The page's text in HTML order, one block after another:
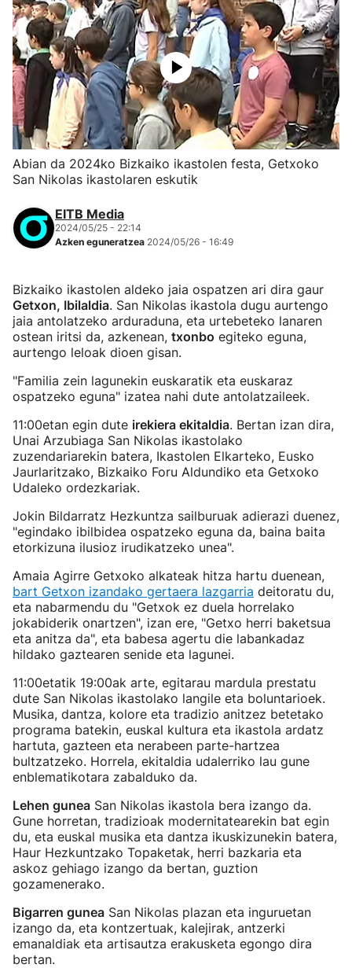
Abian da 2024ko Bizkaiko ikastolen festa, Getxoko
San Nikolas ikastolaren eskutik
EITB Media
2024/05/25 - 22:14
Azken eguneratzea 2024/05/26 - 16:49
Bizkaiko ikastolen aldeko jaia ospatzen ari dira gaur
Getxon, Ibilaldia. San Nikolas ikastola dugu aurtengo
jaia antolatzeko arduraduna, eta urtebeteko lanaren
ostean iritsi da, azkenean, txonbo egiteko eguna,
aurtengo leloak dioen gisan.
"Familia zein lagunekin euskaratik eta euskaraz
ospatzeko eguna" izatea nahi dute antolatzaileek.
11:00etan egin dute irekiera ekitaldia. Bertan izan dira,
Unai Arzubiaga San Nikolas ikastolako
zuzendariarekin batera, Ikastolen Elkarteko, Eusko
Jaurlaritzako, Bizkaiko Foru Aldundiko eta Getxoko
Udaleko ordezkariak.
Jokin Bildarratz Hezkuntza sailburuak adierazi duenez,
"egindako ibilbidea ospatzeko eguna da, baina baita
etorkizuna ilusioz irudikatzeko unea".
Amaia Agirre Getxoko alkateak hitza hartu duenean,
bart Getxon izandako gertaera lazgarria deitoratu du,
eta nabarmendu du "Getxok ez duela horrelako
jokabiderik onartzen", izan ere, "Getxo herri baketsua
eta anitza da", eta babesa agertu die labankadaz
hildako gaztearen senide eta lagunei.
11:00etatik 19:00ak arte, egitarau mardula prestatu
dute San Nikolas ikastolako langile eta boluntarioek.
Musika, dantza, kolore eta tradizio anitzez betetako
programa batekin, euskal kultura eta ikastola ardatz
hartuta, gazteen eta nerabeen parte-hartzea
bultzatzeko. Horrela, ekitaldia udalerriko lau gune
enblematikotara zabalduko da.
Lehen gunea San Nikolas ikastola bera izango da.
Gune horretan, tradizioak modernitatearekin bat egin
du, eta euskal musika eta dantza ikuskizunekin batera,
Haur Hezkuntzako Topaketak, herri bazkaria eta
askoz gehiago izango da bertan, guztion
gozamenerako.
Bigarren gunea San Nikolas plazan eta inguruetan
izango da, eta kontzertuak, kalejirak, antzerki
emanaldiak eta artisautza erakusketa egongo dira
bertan.